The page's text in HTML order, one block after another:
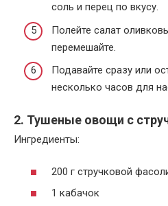
соль и перец по вкусу.
Полейте салат
перемешайте.
Подавайте сразу или
несколько часов для
2. Тушеные овощи с
Ингредиенты:
200 г стручковой
1 кабачок